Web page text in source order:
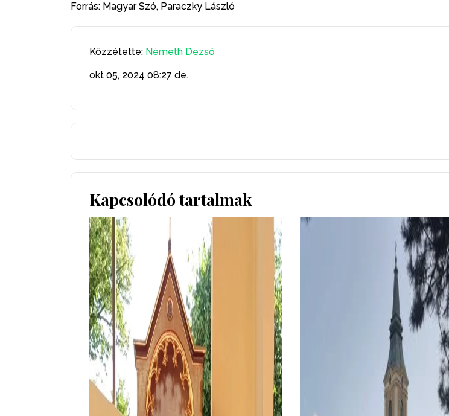
Forrás: Magyar Szó, Paraczky László
Közzétette: Németh Dezső
okt 05, 2024 08:27 de.
Kapcsolódó tartalmak